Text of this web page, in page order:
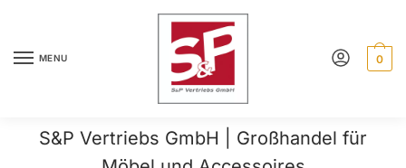
navigation
contentMENU 0
S&P Vertriebs GmbH | Großhandel für